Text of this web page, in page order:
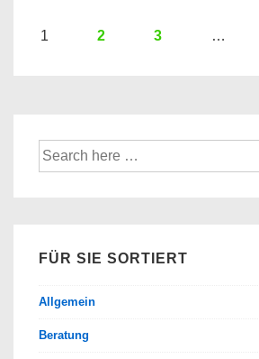
Hier
Banken
Seitennummerierung
1 2 3 …
Suche
nach:
FÜR SIE SORTIERT
Allgemein
Beratung